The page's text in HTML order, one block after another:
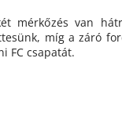
mérkőzés van
míg a záró
FC csapatát.